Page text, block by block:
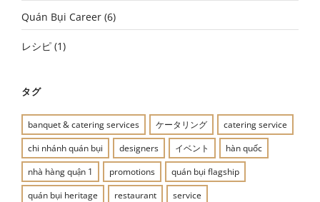
Quán Bụi Career (6)
レシピ (1)
タグ
banquet & catering services ケータリング
catering service
chi nhánh quán bụi
designers イベント
hàn quốc
nhà hàng quận 1
promotions
quán bụi flagship
quán bụi heritage
restaurant
service